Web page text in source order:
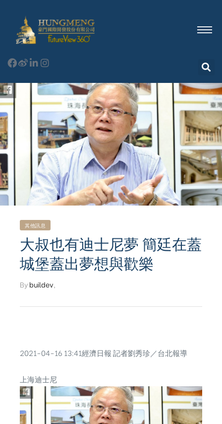
其他訊息
大叔也有迪士尼夢 簡廷在蓋
城堡蓋出夢想與歡樂
Bybuildev
2021-04-16 13:41經濟日報 記者劉秀珍／台北報導
上海迪士尼
含日本